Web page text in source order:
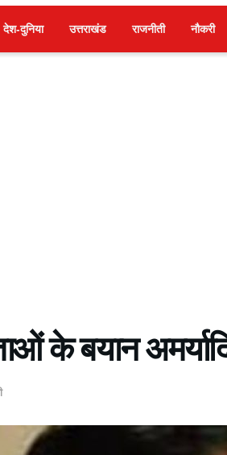
देश-दुनिया उत्तराखंड राजनीती नौकरी
के बयान